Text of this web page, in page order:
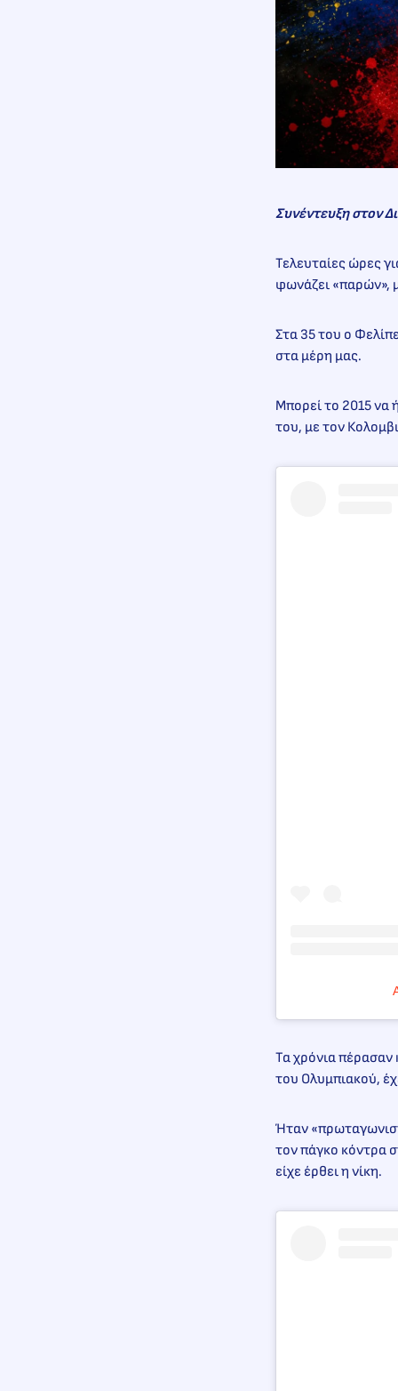
Συνέντευξη στον
Τελευταίες ώρες
φωνάζει «παρών»,
Στα 35 του ο
στα μέρη μας.
Μπορεί το 2015 να
του, με τον
Τα χρόνια πέρασαν
του Ολυμπιακού,
Ήταν
τον πάγκο κόντρα
είχε έρθει η νίκη.